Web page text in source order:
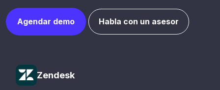
Agendar demo Habla con un asesor
Zendesk